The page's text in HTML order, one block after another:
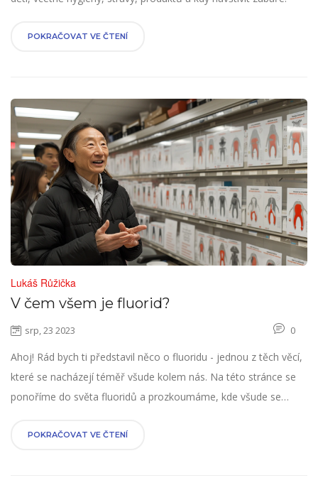
POKRAČOVAT VE ČTENÍ
Lukáš Růžička
V čem všem je fluorid?
srp, 23 2023 0
Ahoj! Rád bych ti představil něco o fluoridu - jednou z těch věcí,
které se nacházejí téměř všude kolem nás. Na této stránce se
ponoříme do světa fluoridů a prozkoumáme, kde všude se
jak fluorid ovlivňuje náš život. Představujeme širokou škálu
POKRAČOVAT VE ČTENÍ